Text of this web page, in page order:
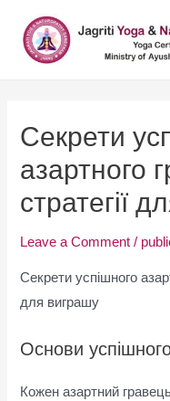
Секрети
азартного
стратегії
Leave a Comment /
Секрети успішного
для виграшу
Основи
Кожен азартний